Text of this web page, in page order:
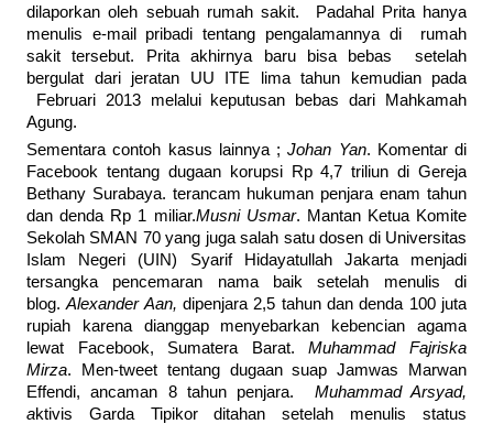
dilaporkan oleh sebuah rumah sakit. Padahal Prita hanya
menulis e-mail pribadi tentang pengalamannya di rumah
sakit tersebut. Prita akhirnya baru bisa bebas setelah
bergulat dari jeratan UU ITE lima tahun kemudian pada
Februari 2013 melalui keputusan bebas dari Mahkamah
Agung.
Sementara contoh kasus lainnya ;Johan Yan. Komentar di
Facebook tentang dugaan korupsi Rp 4,7 triliun di Gereja
Bethany Surabaya. terancam hukuman penjara enam tahun
dan denda Rp 1 miliar.Musni Usmar. Mantan Ketua Komite
Sekolah SMAN 70 yang juga salah satu dosen di Universitas
Islam Negeri (UIN) Syarif Hidayatullah Jakarta menjadi
tersangka pencemaran nama baik setelah menulis di
blog.Alexander Aan,dipenjara 2,5 tahun dan denda 100 juta
rupiah karena dianggap menyebarkan kebencian agama
lewat Facebook, Sumatera Barat. Muhammad Fajriska
Mirza. Men-tweet tentang dugaan suap Jamwas Marwan
Effendi, ancaman 8 tahun penjara. Muhammad Arsyad,
aktivis Garda Tipikor ditahan setelah menulis status